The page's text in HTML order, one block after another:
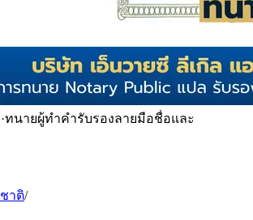
·ทนายผู้ทำคำรับรองลายมือชื่อและ
าติ/